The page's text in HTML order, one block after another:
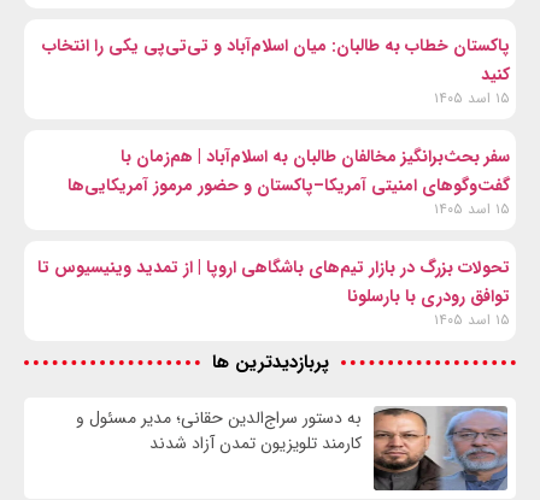
پاکستان خطاب به طالبان: میان اسلام‌آباد و تی‌تی‌پی یکی را انتخاب
کنید
۱۵ اسد ۱۴۰۵
سفر بحث‌برانگیز مخالفان طالبان به اسلام‌آباد | هم‌زمان با
گفت‌وگوهای امنیتی آمریکا–پاکستان و حضور مرموز آمریکایی‌ها
۱۵ اسد ۱۴۰۵
تحولات بزرگ در بازار تیم‌های باشگاهی اروپا | از تمدید وینیسیوس تا
توافق رودری با بارسلونا
۱۵ اسد ۱۴۰۵
پربازدیدترین ها
به دستور سراج‌الدین حقانی؛ مدیر مسئول و
کارمند تلویزیون تمدن آزاد شدند